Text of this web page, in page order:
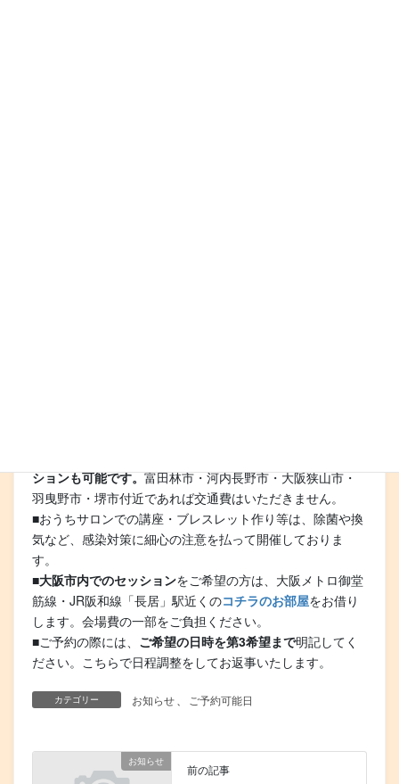
ションも可能です。富田林市・河内長野市・大阪狭山市・
羽曳野市・堺市付近であれば交通費はいただきません。
■おうちサロンでの講座・ブレスレット作り等は、除菌や換
気など、感染対策に細心の注意を払って開催しておりま
す。
■大阪市内でのセッションをご希望の方は、大阪メトロ御堂
筋線・JR阪和線「長居」駅近くのコチラのお部屋をお借り
します。会場費の一部をご負担ください。
■ご予約の際には、 ご希望の日時を第3希望まで明記してく
ださい。こちらで日程調整をしてお返事いたします。
カテゴリー お知らせ ご予約可能日
お知らせ
前の記事